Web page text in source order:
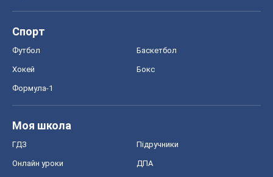
Спорт
Футбол Баскетбол
Хокей Бокс
Формула-1
Моя школа
ГДЗ Підручники
Онлайн уроки ДПА